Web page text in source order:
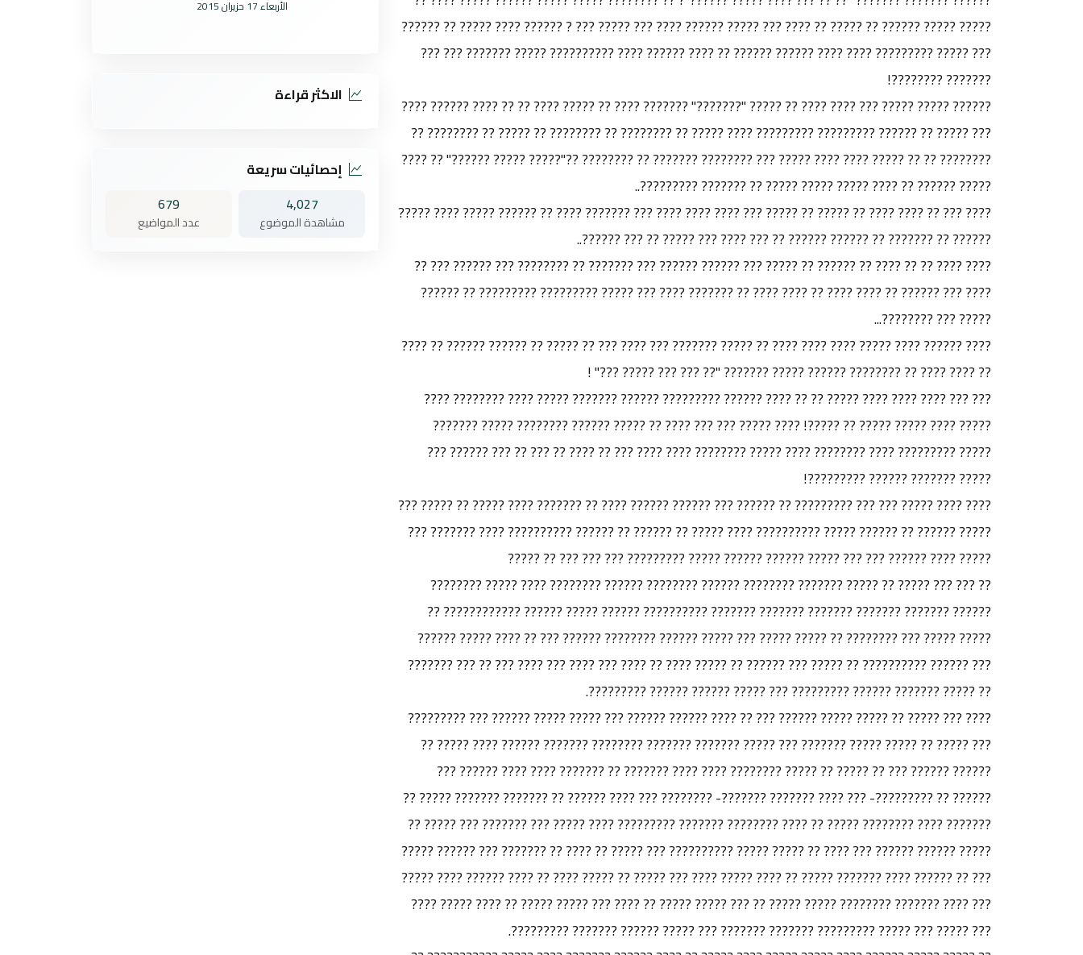
????? ????? ?????? ?? ????? ?? ???? ??? ????? ?????? ???? ??? ????? ??? ? ?????? ???? ????? ?? ??????
??? ????? ????????? ???? ???? ?????? ?????? ?? ???? ?????? ???? ?????????? ????? ??????? ??? ???
??????? ????????!
?????? ????? ????? ??? ???? ???? ?? ????? "???????" ??????? ???? ?? ????? ???? ?? ?? ???? ?????? ????
??? ????? ?? ?????? ????????? ????????? ???? ????? ?? ???????? ?? ???????? ?? ????? ?? ???????? ??
???????? ?? ?? ????? ???? ???? ????? ??? ???????? ??????? ?? ???????? ??"????? ????? ??????" ?? ????
????? ?????? ?? ???? ????? ????? ????? ?? ??????? ?????????..
???? ??? ?? ???? ???? ?? ????? ?? ????? ??? ???? ???? ???? ??? ??????? ???? ?? ?????? ????? ???? ?????
?????? ?? ??????? ?? ?????? ?????? ?? ??? ???? ??? ????? ?? ??? ??????..
???? ???? ?? ?? ???? ?? ?????? ?? ????? ??? ?????? ?????? ??? ??????? ?? ???????? ??? ?????? ??? ??
???? ??? ?????? ?? ???? ???? ?? ???? ???? ?? ??????? ???? ??? ????? ????????? ????????? ?? ??????
????? ??? ????????...
???? ?????? ???? ????? ???? ???? ???? ?? ????? ??????? ??? ???? ??? ?? ????? ?? ?????? ?????? ?? ????
?? ???? ???? ?? ???????? ?????? ????? ??????? "?? ??? ??? ????? ???" !
??? ??? ???? ???? ???? ????? ?? ?? ???? ?????? ????????? ?????? ??????? ????? ???? ???????? ????
????? ???? ????? ????? ?? ?????! ???? ????? ??? ??? ???? ?? ????? ?????? ???????? ????? ???????
????? ????????? ???? ???????? ???? ????? ???????? ???? ???? ??? ?? ???? ?? ??? ?? ??? ?????? ???
????? ??????? ?????? ?????????!
???? ???? ????? ??? ??? ????????? ?? ?????? ??? ?????? ?????? ???? ?? ??????? ???? ????? ?? ????? ???
????? ?????? ?? ?????? ????? ?????????? ???? ????? ?? ?????? ?? ?????? ?????????? ???? ??????? ???
????? ???? ?????? ??? ??? ????? ?????? ?????? ????? ????????? ??? ??? ??? ?? ?????
?? ??? ??? ????? ?? ????? ??????? ???????? ?????? ???????? ?????? ???????? ???? ????? ????????
?????? ??????? ??????? ??????? ??????? ??????? ?????????? ?????? ????? ?????? ???????????? ??
????? ????? ??? ???????? ?? ????? ????? ??? ????? ?????? ???????? ?????? ??? ?? ???? ????? ??????
??? ?????? ?????????? ?? ????? ??? ?????? ?? ????? ???? ?? ???? ??? ???? ??? ???? ??? ?? ??? ???????
?? ????? ??????? ?????? ????????? ??? ????? ?????? ?????? ?????????.
???? ??? ????? ?? ????? ????? ?????? ??? ?? ???? ?????? ?????? ??? ????? ????? ?????? ??? ?????????
??? ????? ?? ????? ????? ??????? ??? ????? ??????? ??????? ???????? ??????? ?????? ???? ????? ??
?????? ?????? ??? ?? ????? ?? ????? ???????? ???? ???? ??????? ?? ??????? ???? ???? ?????? ???
?????? ?? ?????????- ??? ???? ??????? ???????- ???????? ??? ???? ?????? ?? ??????? ??????? ????? ??
??????? ???? ???????? ????? ?? ???? ???????? ??????? ????????? ???? ????? ??? ??????? ??? ????? ??
????? ?????? ?????? ??? ???? ?? ????? ????? ?????????? ??? ????? ?? ???? ?? ??????? ??? ?????? ?????
??? ?? ?????? ???? ??????? ????? ?? ???? ????? ???? ??? ????? ?? ????? ???? ?? ???? ?????? ???? ?????
??? ???? ??????? ???????? ????? ????? ?? ??? ????? ????? ?? ???? ??? ????? ????? ?? ???? ????? ????
??? ????? ??? ????? ????????? ??????? ??????? ??? ????? ?????? ??????? ?????????.
الأربعاء 17 حزيران 2015
الاكثر قراءة
إحصائيات سريعة
4,027
مشاهدة الموضوع
679
عدد المواضيع